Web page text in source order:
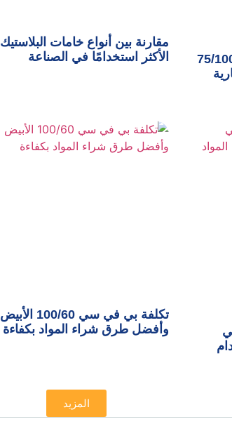
استخدام بي في سي 75/100
مقارنة بين أنواع خامات البلاستيك
الأكثر استخدامًا في الصناعة
تكلفة بي في سي 100/60 الأبيض
وأفضل طرق شراء المواد بكفاءة
المزيد